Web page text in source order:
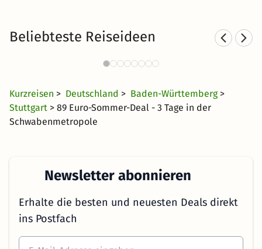
Beliebteste Reiseideen
Städtereisen nach Stuttgart
156 Angebote
Kurzreisen > Deutschland > Baden-Württemberg >
Stuttgart > 89 Euro-Sommer-Deal - 3 Tage in der
Schwabenmetropole
Newsletter abonnieren
Erhalte die besten und neuesten Deals direkt
ins Postfach